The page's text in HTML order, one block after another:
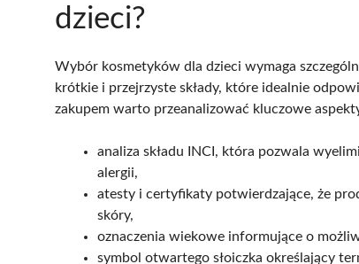
dzieci?
Wybór kosmetyków dla dzieci wymaga
krótkie i przejrzyste składy, które idealnie
zakupem warto przeanalizować kluczowe
analiza składu INCI, która pozwala
alergii,
atesty i certyfikaty potwierdzające, że
skóry,
oznaczenia wiekowe informujące o
symbol otwartego słoiczka określający